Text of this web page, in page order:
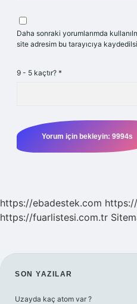
Daha sonraki yorumlarımda
site adresim bu tarayıcıya
9 - 5 kaçtır? *
https://ebadestek.com
https://fuarlistesi.com.tr
SIDEBAR
SON YAZILAR
Uzayda kaç atom var ?